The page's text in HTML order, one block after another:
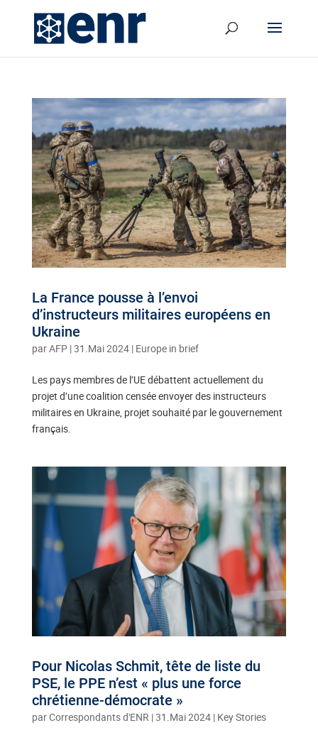
La France pousse à l’envoi
d’instructeurs militaires européens en
Ukraine
parAFP|31.Mai 2024| Europe in brief
Les pays membres de l’UE débattent actuellement du
projet d’une coalition censée envoyer des instructeurs
militaires en Ukraine, projet souhaité par le gouvernement
français.
Pour Nicolas Schmit, tête de liste du
PSE, le PPE n’est « plus une force
chrétienne-démocrate »
parCorrespondants d'ENR|31.Mai 2024| Key Stories